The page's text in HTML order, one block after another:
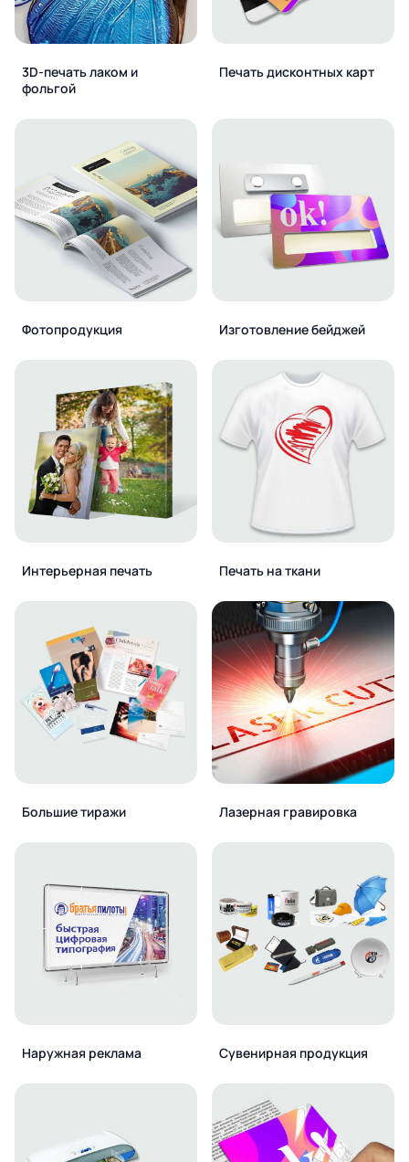
3D-печать лаком и
фольгой
Печать дисконтных карт
Фотопродукция Изготовление бейджей
Интерьерная печать Печать на ткани
Большие тиражи Лазерная гравировка
Наружная реклама Сувенирная продукция